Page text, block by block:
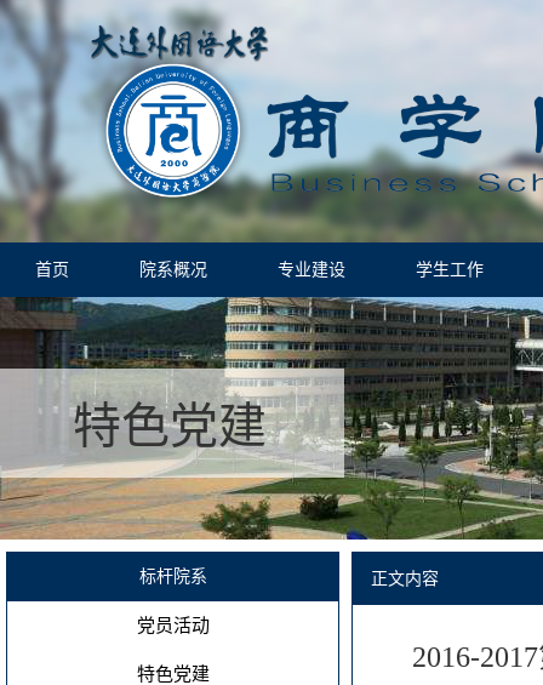
首页 院系概况 专业建设 学生工作
特色党建
标杆院系
党员活动
特色党建
正文内容
2016-